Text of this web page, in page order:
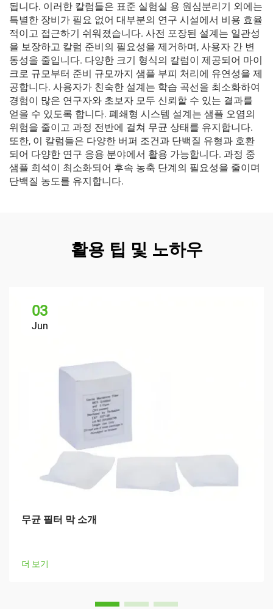
됩니다. 이러한 칼럼들은 표준 실험실 용 원심분리기 외에는
특별한 장비가 필요 없어 대부분의 연구 시설에서 비용 효율
적이고 접근하기 쉬워졌습니다. 사전 포장된 설계는 일관성
을 보장하고 칼럼 준비의 필요성을 제거하며, 사용자 간 변
동성을 줄입니다. 다양한 크기 형식의 칼럼이 제공되어 마이
크로 규모부터 준비 규모까지 샘플 부피 처리에 유연성을 제
공합니다. 사용자가 친숙한 설계는 학습 곡선을 최소화하여
경험이 많은 연구자와 초보자 모두 신뢰할 수 있는 결과를
얻을 수 있도록 합니다. 폐쇄형 시스템 설계는 샘플 오염의
위험을 줄이고 과정 전반에 걸쳐 무균 상태를 유지합니다.
또한, 이 칼럼들은 다양한 버퍼 조건과 단백질 유형과 호환
되어 다양한 연구 응용 분야에서 활용 가능합니다. 과정 중
샘플 희석이 최소화되어 후속 농축 단계의 필요성을 줄이며
단백질 농도를 유지합니다.
활용 팁 및 노하우
03
Jun
무균 필터 막 소개
더 보기